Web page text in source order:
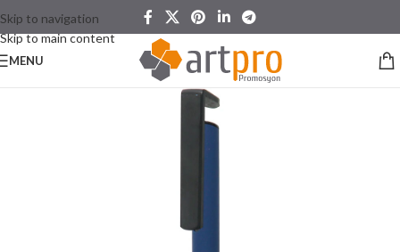
Skip to navigation
Skip to main content
MENU